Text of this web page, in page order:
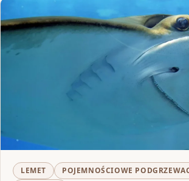
LEMET
POJEMNOŚCIOWE